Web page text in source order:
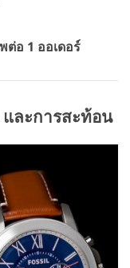
ต่อ 1 ออเดอร์
และการสะท้อน